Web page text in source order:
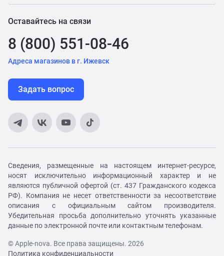
Оставайтесь на связи
8 (800) 551-08-46
Адреса магазинов в г. Ижевск
Задать вопрос
Сведения, размещенные на настоящем интернет-ресурсе,
носят исключительно информационный характер и не
являются публичной офертой (ст. 437 Гражданского кодекса
РФ). Компания не несет ответственности за несоответствие
описания с официальным сайтом производителя.
Убедительная просьба дополнительно уточнять указанные
данные по электронной почте или контактным телефонам.
© Apple-nova. Все права защищены. 2026
Политика конфиденциальности